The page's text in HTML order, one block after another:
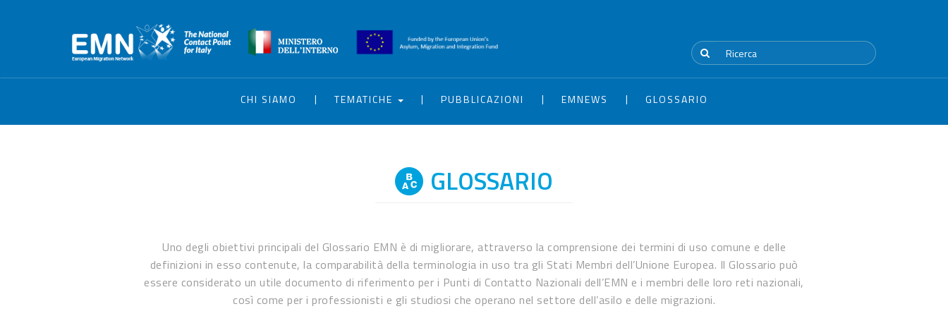
CHI SIAMO | TEMATICHE | PUBBLICAZIONI | EMNEWS | GLOSSARIO
GLOSSARIO
Uno degli obiettivi principali del Glossario EMN è di migliorare, attraverso la comprensione dei termini di uso comune e delle
definizioni in esso contenute, la comparabilità della terminologia in uso tra gli Stati Membri dell’Unione Europea. Il Glossario può
essere considerato un utile documento di riferimento per i Punti di Contatto Nazionali dell’EMN e i membri delle loro reti nazionali,
così come per i professionisti e gli studiosi che operano nel settore dell’asilo e delle migrazioni.